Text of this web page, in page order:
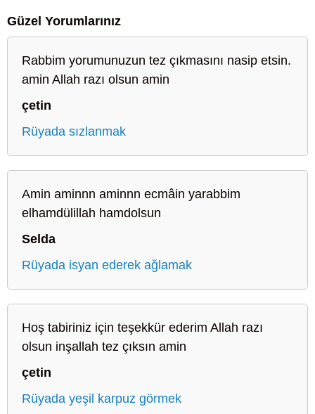
Güzel Yorumlarınız
Rabbim yorumunuzun tez çıkmasını nasip etsin.
amin Allah razı olsun amin
çetin
Rüyada sızlanmak
Amin aminnn aminnn ecmâin yarabbim
elhamdülillah hamdolsun
Selda
Rüyada isyan ederek ağlamak
Hoş tabiriniz için teşekkür ederim Allah razı
olsun inşallah tez çıksın amin
çetin
Rüyada yeşil karpuz görmek